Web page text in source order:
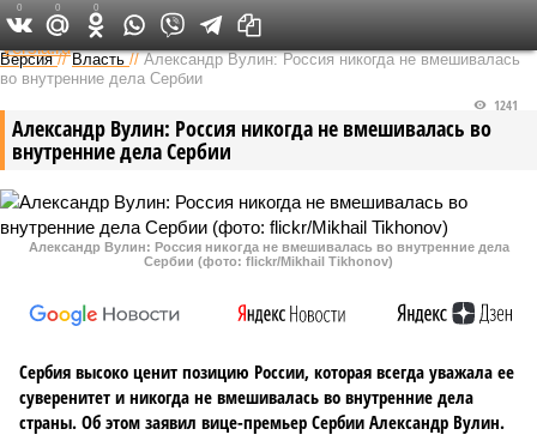
Федеральный выпуск
Версия //Власть //Александр Вулин: Россия никогда не вмешивалась
во внутренние дела Сербии
Александр Вулин: Россия никогда не вмешивалась во
внутренние дела Сербии
1241
Александр Вулин: Россия никогда не вмешивалась во внутренние дела
Сербии (фото: flickr/Mikhail Tikhonov)
Сербия высоко ценит позицию России, которая всегда уважала ее
суверенитет и никогда не вмешивалась во внутренние дела
страны. Об этом заявил вице-премьер Сербии Александр Вулин.
0 0 0